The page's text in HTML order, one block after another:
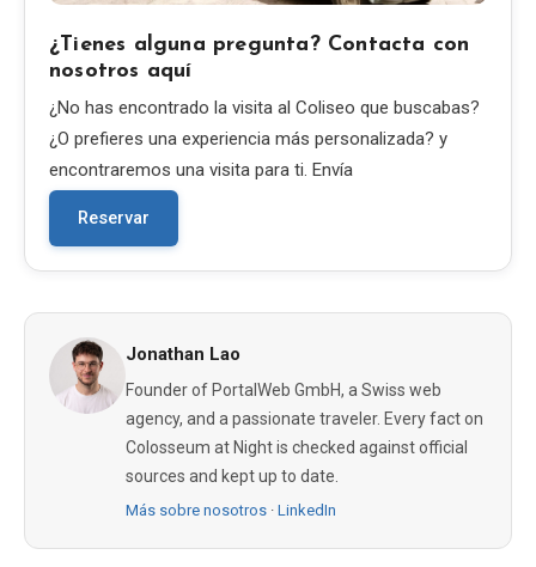
¿Tienes alguna pregunta? Contacta con
nosotros aquí
¿No has encontrado la visita al Coliseo que buscabas?
¿O prefieres una experiencia más personalizada? y
encontraremos una visita para ti. Envía
Reservar
Jonathan Lao
Founder of PortalWeb GmbH, a Swiss web
agency, and a passionate traveler. Every fact on
Colosseum at Night is checked against official
sources and kept up to date.
Más sobre nosotros · LinkedIn